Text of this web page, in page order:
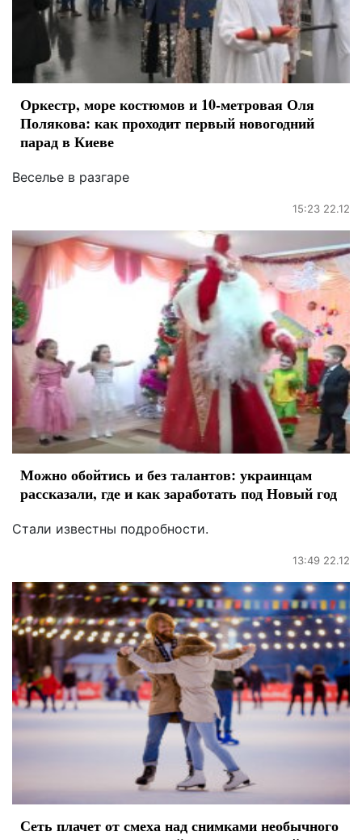
Оркестр, море костюмов и 10-метровая Оля
Полякова: как проходит первый новогодний
парад в Киеве
Веселье в разгаре
15:23 22.12
Можно обойтись и без талантов: украинцам
рассказали, где и как заработать под Новый год
Стали известны подробности.
13:49 22.12
Сеть плачет от смеха над снимками необычного